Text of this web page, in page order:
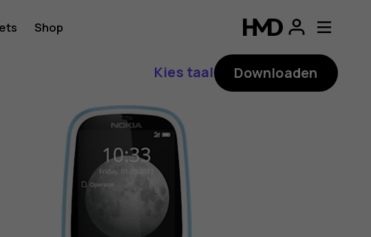
Shop
Kies taal Downloaden